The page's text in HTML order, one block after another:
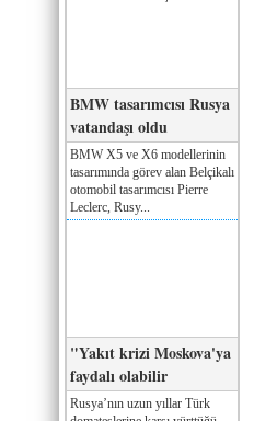
BMW tasarımcısı Rusya
vatandaşı oldu
BMW X5 ve X6 modellerinin
tasarımında görev alan Belçikalı
otomobil tasarımcısı Pierre
Leclerc, Rusy...
"Yakıt krizi Moskova'ya
faydalı olabilir
Rusya’nın uzun yıllar Türk